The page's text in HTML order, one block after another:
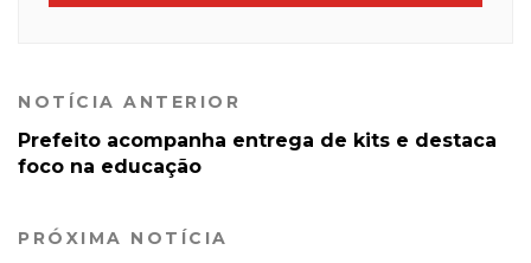
NOTÍCIA ANTERIOR
Prefeito acompanha entrega de kits e destaca
foco na educação
PRÓXIMA NOTÍCIA